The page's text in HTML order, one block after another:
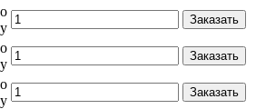
Заказать
Заказать
Заказать